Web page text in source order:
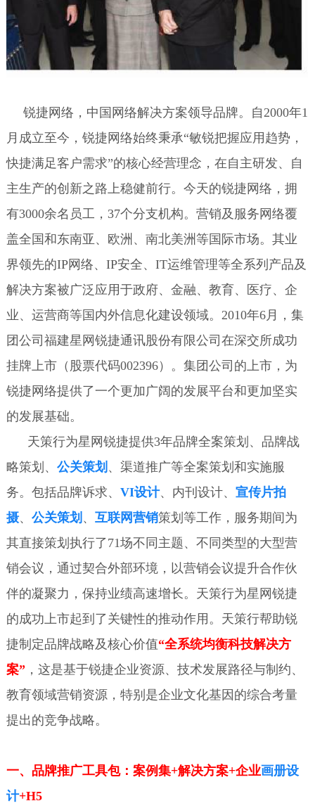
锐捷网络，中国网络解决方案领导品牌。自2000年1
月成立至今，锐捷网络始终秉承“敏锐把握应用趋势，
快捷满足客户需求”的核心经营理念，在自主研发、自
主生产的创新之路上稳健前行。今天的锐捷网络，拥
有3000余名员工，37个分支机构。营销及服务网络覆
盖全国和东南亚、欧洲、南北美洲等国际市场。其业
界领先的IP网络、IP安全、IT运维管理等全系列产品及
解决方案被广泛应用于政府、金融、教育、医疗、企
业、运营商等国内外信息化建设领域。2010年6月，集
团公司福建星网锐捷通讯股份有限公司在深交所成功
挂牌上市（股票代码002396）。集团公司的上市，为
锐捷网络提供了一个更加广阔的发展平台和更加坚实
的发展基础。
天策行为星网锐捷提供3年品牌全案策划、品牌战
略策划、 公关策划 、渠道推广等全案策划和实施服
务。包括品牌诉求、 VI设计、内刊设计、 宣传片拍
摄、 公关策划 、 互联网营销策划等工作，服务期间为
其直接策划执行了71场不同主题、不同类型的大型营
销会议，通过契合外部环境，以营销会议提升合作伙
伴的凝聚力，保持业绩高速增长。天策行为星网锐捷
的成功上市起到了关键性的推动作用。 天策行帮助锐
捷制定品牌战略及核心价值“全系统均衡科技解决方
案”，这是基于锐捷企业资源、技术发展路径与制约、
教育领域营销资源，特别是企业文化基因的综合考量
提出的竞争战略。
一、品牌推广工具包：案例集+解决方案+企业画册设
计+H5